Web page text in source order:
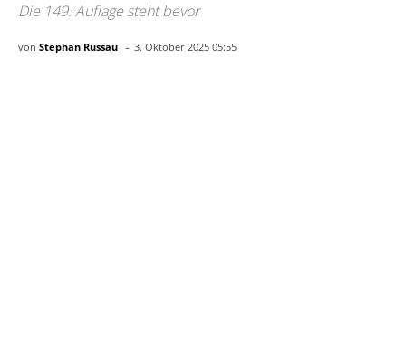
Die 149. Auflage steht bevor
von Stephan Russau - 3. Oktober 2025 05:55